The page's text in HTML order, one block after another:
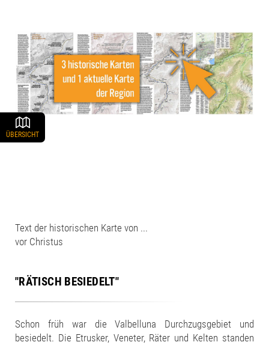
ÜBERSICHT
Text der historischen Karte von ...
vor Christus
"RÄTISCH BESIEDELT"
Schon früh war die Valbelluna Durchzugsgebiet und
besiedelt. Die Etrusker, Veneter, Räter und Kelten standen